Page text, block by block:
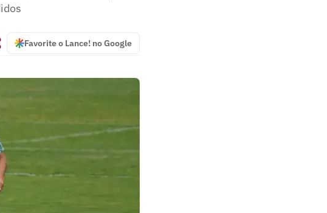
Favorite o Lance! no Google